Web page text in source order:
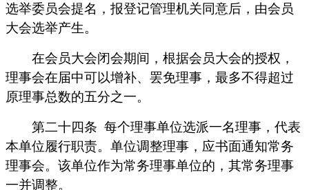
选举委员会提名，报登记管理机关同意后，由会员
大会选举产生。
在会员大会闭会期间，根据会员大会的授权，
理事会在届中可以增补、罢免理事，最多不得超过
原理事总数的五分之一。
第二十四条 每个理事单位选派一名理事，代表
本单位履行职责。单位调整理事，应书面通知常务
理事会。该单位作为常务理事单位的，其常务理事
一并调整。